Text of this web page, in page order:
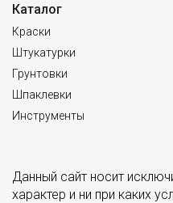
Каталог
Краски
Штукатурки
Грунтовки
Шпаклевки
Инструменты
Данный сайт носит
характер и ни при каких